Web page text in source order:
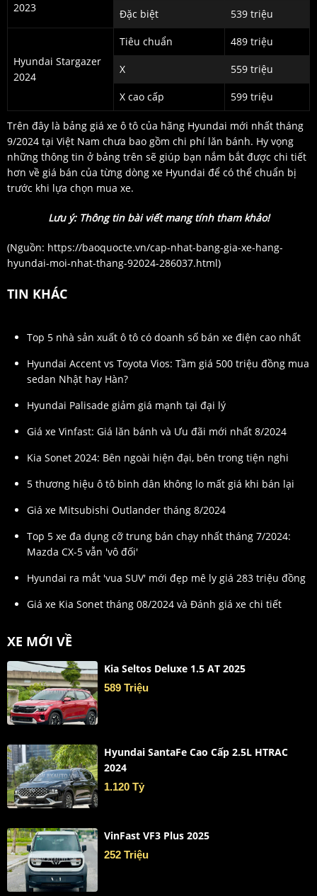
2023
Đặc biệt 539 triệu
Hyundai Stargazer
2024
Tiêu chuẩn 489 triệu
X 559 triệu
X cao cấp 599 triệu
Trên đây là bảng giá xe ô tô của hãng Hyundai mới nhất tháng
9/2024 tại Việt Nam chưa bao gồm chi phí lăn bánh. Hy vọng
những thông tin ở bảng trên sẽ giúp bạn nắm bắt được chi tiết
hơn về giá bán của từng dòng xe Hyundai để có thể chuẩn bị
trước khi lựa chọn mua xe.
Lưu ý: Thông tin bài viết mang tính tham khảo!
(Nguồn: https://baoquocte.vn/cap-nhat-bang-gia-xe-hang-
hyundai-moi-nhat-thang-92024-286037.html)
TIN KHÁC
Top 5 nhà sản xuất ô tô có doanh số bán xe điện cao nhất
Hyundai Accent vs Toyota Vios: Tầm giá 500 triệu đồng mua
sedan Nhật hay Hàn?
Hyundai Palisade giảm giá mạnh tại đại lý
Giá xe Vinfast: Giá lăn bánh và Ưu đãi mới nhất 8/2024
Kia Sonet 2024: Bên ngoài hiện đại, bên trong tiện nghi
5 thương hiệu ô tô bình dân không lo mất giá khi bán lại
Giá xe Mitsubishi Outlander tháng 8/2024
Top 5 xe đa dụng cỡ trung bán chạy nhất tháng 7/2024:
Mazda CX-5 vẫn 'vô đối'
Hyundai ra mắt 'vua SUV' mới đẹp mê ly giá 283 triệu đồng
Giá xe Kia Sonet tháng 08/2024 và Đánh giá xe chi tiết
XE MỚI VỀ
Kia Seltos Deluxe 1.5 AT 2025
589 Triệu
Hyundai SantaFe Cao Cấp 2.5L HTRAC
2024
1.120 Tỷ
VinFast VF3 Plus 2025
252 Triệu